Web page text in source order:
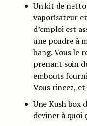
Un kit de
vaporisateur
d’emploi est
une poudre à
bang. Vous le
prenant soin
embouts
Vous rincez,
Une Kush box
deviner à quoi